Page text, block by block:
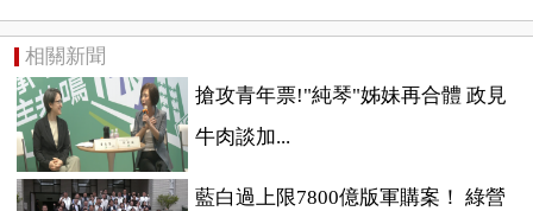
相關新聞
搶攻青年票!"純琴"姊妹再合體 政見
牛肉談加...
藍白過上限7800億版軍購案！ 綠營